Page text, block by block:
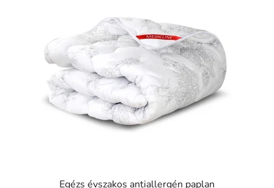
Egézs évszakos antiallergén paplan